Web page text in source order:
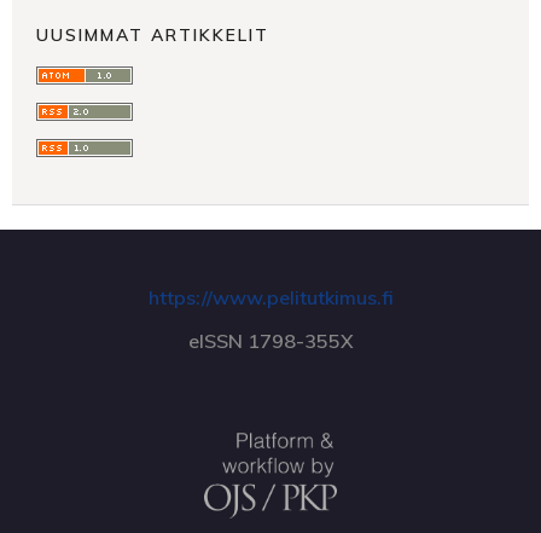
UUSIMMAT ARTIKKELIT
https://www.pelitutkimus.fi
eISSN 1798-355X